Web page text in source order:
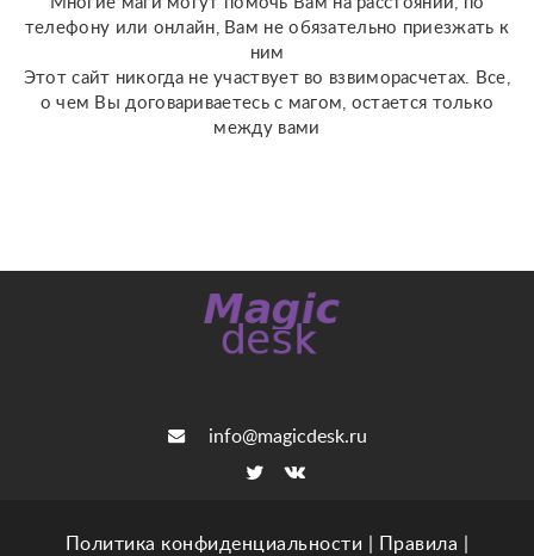
телефону или онлайн, Вам не обязательно приезжать к
ним
Этот сайт никогда не участвует во взвиморасчетах. Все,
о чем Вы договариваетесь с магом, остается только
между вами
info@magicdesk.ru
Политика конфиденциальности Правила